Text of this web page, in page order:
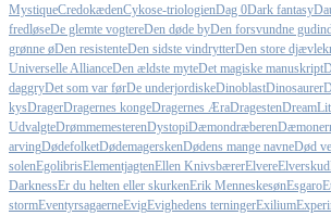
MystiqueCredokædenCykose-triologienDag 0Dark fantasy
fredløseDe glemte vogtereDen døde byDen forsvundne
grønne øDen resistenteDen sidste vindrytterDen store
Universelle AllianceDen ældste myteDet magiske manuskript
daggryDet som var førDe underjordiskeDinoblastDinosaurer
kysDragerDragernes kongeDragernes ÆraDragesten
UdvalgteDrømmemesterenDystopiDæmondræberen
arvingDødefolketDødemagerskenDødens mange navneDød
solenEgolibrisElementjagtenEllen KnivsbærerElvereElverskud
DarknessEr du helten eller skurkenErik MenneskesønEsgaro
stormEventyrsagaerneEvigEvighedens terningerExilium